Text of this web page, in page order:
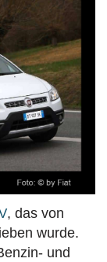
, das von
wurde.
und